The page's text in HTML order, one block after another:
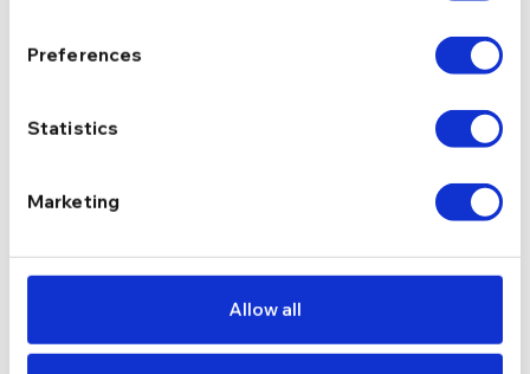
Preferences
Statistics
Marketing
Allow all
Wave Gold